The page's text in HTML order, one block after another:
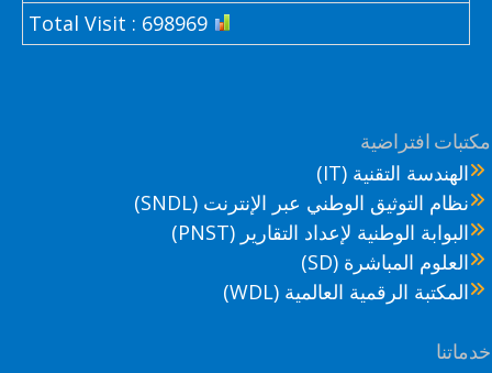
Total Visit : 698969
افتراضية
الهندسة التقنية (IT)
نظام التوثيق الوطني عبر الإنترنت (SNDL)
البوابة الوطنية لإعداد التقارير (PNST)
العلوم المباشرة (SD)
المكتبة الرقمية العالمية (WDL)